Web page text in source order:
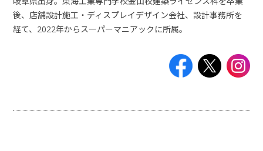
後、店舗設計施工・ディスプレイデザイン会社、設計事務所を
経て、2022年からスーパーマニアックに所属。